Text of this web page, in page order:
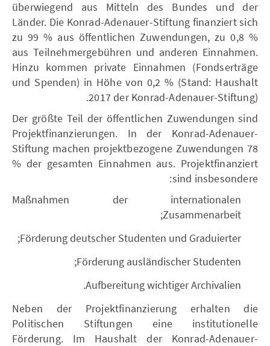
überwiegend aus Mitteln des Bundes und der
Länder. Die Konrad-Adenauer-Stiftung finanziert sich
zu 99 % aus öffentlichen Zuwendungen, zu 0,8 %
aus Teilnehmergebühren und anderen Einnahmen.
Hinzu kommen private Einnahmen (Fondserträge
und Spenden) in Höhe von 0,2 % (Stand: Haushalt
2017 der Konrad-Adenauer-Stiftung).
Der größte Teil der öffentlichen Zuwendungen sind
Projektfinanzierungen. In der Konrad-Adenauer-
Stiftung machen projektbezogene Zuwendungen 78
% der gesamten Einnahmen aus. Projektfinanziert
sind insbesondere:
Maßnahmen der internationalen
Zusammenarbeit;
Förderung deutscher Studenten und Graduierter;
Förderung ausländischer Studenten;
Aufbereitung wichtiger Archivalien.
Neben der Projektfinanzierung erhalten die
Politischen Stiftungen eine institutionelle
Förderung. Im Haushalt der Konrad-Adenauer-